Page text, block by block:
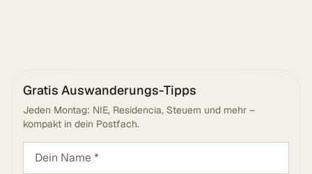
Gratis Auswanderungs-Tipps
Jeden Montag: NIE, Residencia, Steuern und mehr –
kompakt in dein Postfach.